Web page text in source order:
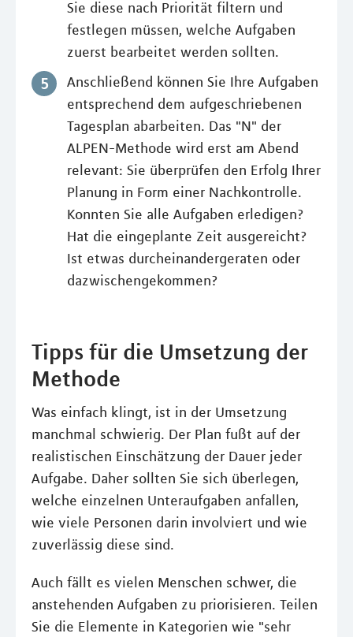
Sie diese nach Priorität filtern und
festlegen müssen, welche Aufgaben
zuerst bearbeitet werden sollten.
Anschließend können Sie Ihre Aufgaben
entsprechend dem aufgeschriebenen
Tagesplan abarbeiten. Das "N" der
ALPEN-Methode wird erst am Abend
relevant: Sie überprüfen den Erfolg Ihrer
Planung in Form einer Nachkontrolle.
Konnten Sie alle Aufgaben erledigen?
Hat die eingeplante Zeit ausgereicht?
Ist etwas durcheinandergeraten oder
dazwischengekommen?
Tipps für die Umsetzung der
Methode
Was einfach klingt, ist in der Umsetzung
manchmal schwierig. Der Plan fußt auf der
realistischen Einschätzung der Dauer jeder
Aufgabe. Daher sollten Sie sich überlegen,
welche einzelnen Unteraufgaben anfallen,
wie viele Personen darin involviert und wie
zuverlässig diese sind.
Auch fällt es vielen Menschen schwer, die
anstehenden Aufgaben zu priorisieren. Teilen
Sie die Elemente in Kategorien wie "sehr